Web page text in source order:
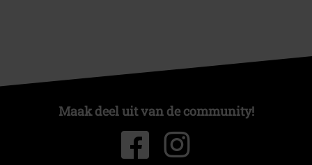
Maak deel uit van de community!